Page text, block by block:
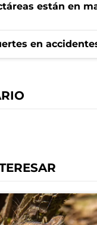
están en
en